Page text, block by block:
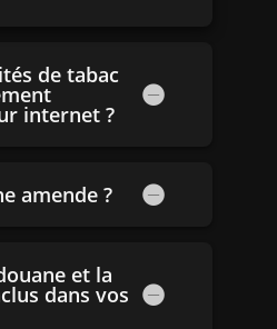
de tabac
internet ?
amende ?
et la
dans vos